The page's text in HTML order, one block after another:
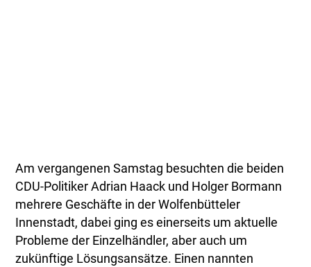
Am vergangenen Samstag besuchten die beiden
CDU-Politiker Adrian Haack und Holger Bormann
mehrere Geschäfte in der Wolfenbütteler
Innenstadt, dabei ging es einerseits um aktuelle
Probleme der Einzelhändler, aber auch um
zukünftige Lösungsansätze. Einen nannten